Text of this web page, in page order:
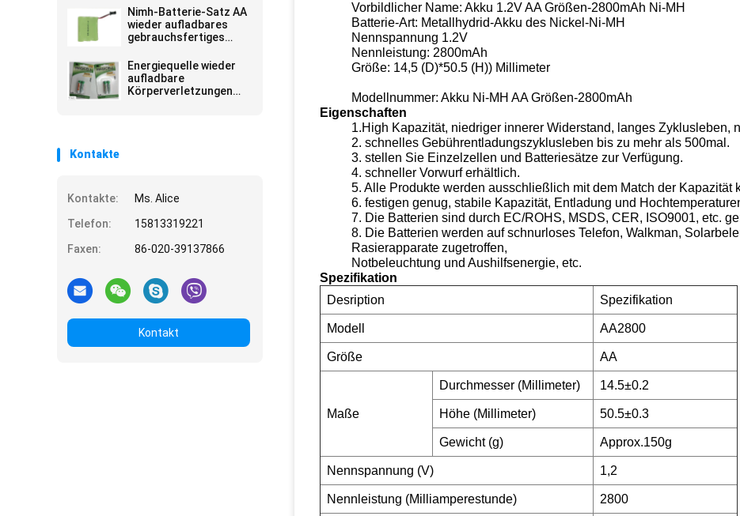
Nimh-Batterie-Satz AA
wieder aufladbares
gebrauchsfertiges
Energiequelle wieder
aufladbare
Körperverletzungen
Kontakte
Kontakte:
Ms. Alice
Telefon:
15813319221
Faxen:
86-020-39137866
Kontakt
Vorbildlicher Name: Akku 1.2V AA Größen-2800mAh Ni-MH
Batterie-Art: Metallhydrid-Akku des Nickel-Ni-MH
Nennspannung 1.2V
Nennleistung: 2800mAh
Größe: 14,5 (D)*50.5 (H)) Millimeter
Modellnummer: Akku Ni-MH AA Größen-2800mAh
Eigenschaften
1.High Kapazität, niedriger innerer Widerstand, langes Zyklusleben,
2. schnelles Gebührentladungszyklusleben bis zu mehr als 500mal.
3. stellen Sie Einzelzellen und Batteriesätze zur Verfügung.
4. schneller Vorwurf erhältlich.
5. Alle Produkte werden ausschließlich mit dem Match der Kapazität
6. festigen genug, stabile Kapazität, Entladung und
7. Die Batterien sind durch EC/ROHS, MSDS, CER, ISO9001, etc.
8. Die Batterien werden auf schnurloses Telefon, Walkman,
Rasierapparate zugetroffen,
Notbeleuchtung und Aushilfsenergie, etc.
Spezifikation
Desription
Spezifikation
Modell AA2800
Größe AA
Maße
Durchmesser (Millimeter) 14.5±0.2
Höhe (Millimeter) 50.5±0.3
Gewicht (g) Approx.150g
Nennspannung (V) 1,2
Nennleistung (Milliamperestunde) 2800